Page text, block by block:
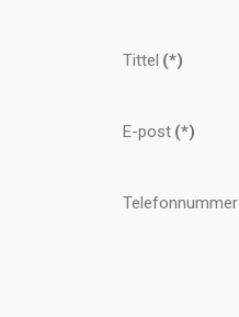
Tittel (*)
E-post (*)
Telefonnummer